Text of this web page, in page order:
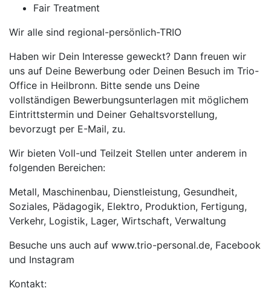
Fair Treatment
Wir alle sind regional-persönlich-TRIO
Haben wir Dein Interesse geweckt? Dann freuen wir
uns auf Deine Bewerbung oder Deinen Besuch im Trio-
Office in Heilbronn. Bitte sende uns Deine
vollständigen Bewerbungsunterlagen mit möglichem
Eintrittstermin und Deiner Gehaltsvorstellung,
bevorzugt per E-Mail, zu.
Wir bieten Voll-und Teilzeit Stellen unter anderem in
folgenden Bereichen:
Metall, Maschinenbau, Dienstleistung, Gesundheit,
Soziales, Pädagogik, Elektro, Produktion, Fertigung,
Verkehr, Logistik, Lager, Wirtschaft, Verwaltung
Besuche uns auch auf www.trio-personal.de, Facebook
und Instagram
Kontakt: